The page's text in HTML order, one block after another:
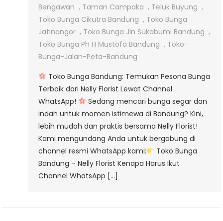
Bandung
Bengawan , Taman Campaka , Teluk Buyung ,
Toko Bunga Cikutra Bandung , Toko Bunga
Jatinangor , Toko Bunga Jln Sukabumi Bandung ,
Toko Bunga Ph H Mustofa Bandung , Toko-
Bunga-Jalan-Peta-Bandung
Toko Bunga Bandung: Temukan Pesona Bunga
Terbaik dari Nelly Florist Lewat Channel
WhatsApp!
Sedang mencari bunga segar dan
indah untuk momen istimewa di Bandung? Kini,
lebih mudah dan praktis bersama Nelly Florist!
Kami mengundang Anda untuk bergabung di
channel resmi WhatsApp kami:
Toko Bunga
Bandung – Nelly Florist Kenapa Harus Ikut
Channel WhatsApp […]